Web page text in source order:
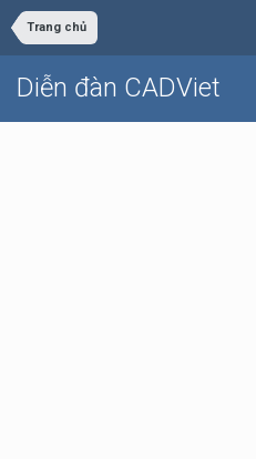
Trang chủ
Diễn đàn CADViet